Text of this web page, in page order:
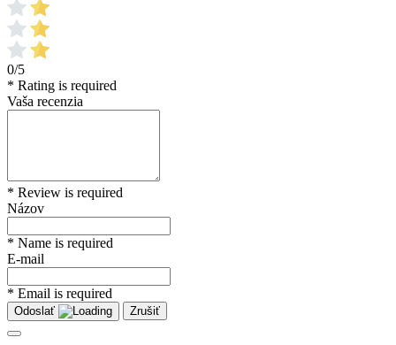
0/5
* Rating is required
Vaša recenzia
* Review is required
Názov
* Name is required
E-mail
* Email is required
Odoslať Zrušiť